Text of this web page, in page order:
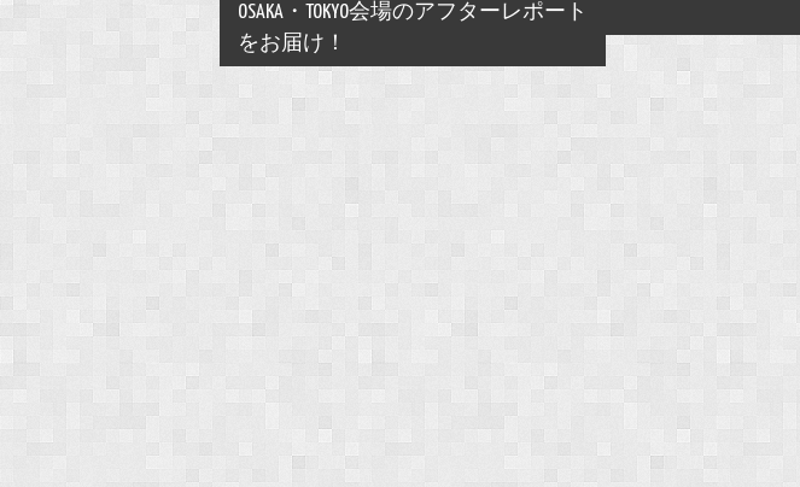
OSAKA・TOKYO会場のアフターレポート
をお届け！